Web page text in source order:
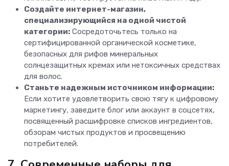
Создайте интернет-магазин,
специализирующийся на одной чистой
категории: Сосредоточьтесь только на
сертифицированной органической косметике,
безопасных для рифов минеральных
солнцезащитных кремах или нетоксичных средствах
для волос.
Станьте надежным источником информации:
Если хотите удовлетворить свою тягу к цифровому
маркетингу, заведите блог или аккаунт в соцсетях,
посвященный расшифровке списков ингредиентов,
обзорам чистых продуктов и просвещению
потребителей.